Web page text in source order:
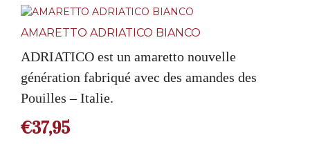
AMARETTO ADRIATICO BIANCO
ADRIATICO est un amaretto nouvelle
génération fabriqué avec des amandes des
Pouilles – Italie.
€37,95